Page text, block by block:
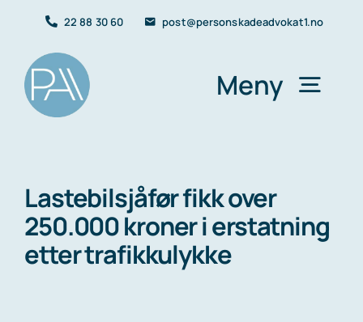
content
22 88 30 60 post@personskadeadvokat1.no
Meny
Yrkesskade
Lastebilsjåfør fikk over
250.000 kroner i erstatning
etter trafikkulykke